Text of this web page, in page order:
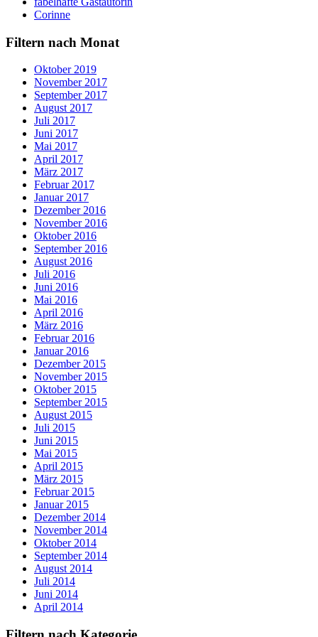
Corinne
Filtern nach Monat
Oktober 2019
November 2017
September 2017
August 2017
Juli 2017
Juni 2017
Mai 2017
April 2017
März 2017
Februar 2017
Januar 2017
Dezember 2016
November 2016
Oktober 2016
September 2016
August 2016
Juli 2016
Juni 2016
Mai 2016
April 2016
März 2016
Februar 2016
Januar 2016
Dezember 2015
November 2015
Oktober 2015
September 2015
August 2015
Juli 2015
Juni 2015
Mai 2015
April 2015
März 2015
Februar 2015
Januar 2015
Dezember 2014
November 2014
Oktober 2014
September 2014
August 2014
Juli 2014
Juni 2014
April 2014